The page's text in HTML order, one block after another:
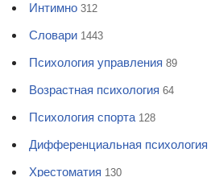
Интимно 312
Словари 1443
Психология управления 89
Возрастная психология 64
Психология спорта 128
Дифференциальная психология
Хрестоматия 130